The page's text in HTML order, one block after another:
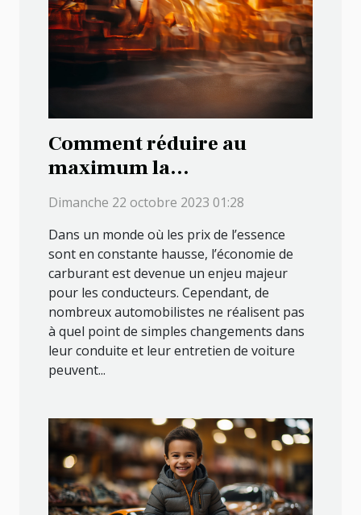
Comment réduire au
maximum la
consommation en essence
de votre véhicule ?
Dimanche 22 octobre 2023 01:28
Dans un monde où les prix de l’essence
sont en constante hausse, l’économie de
carburant est devenue un enjeu majeur
pour les conducteurs. Cependant, de
nombreux automobilistes ne réalisent pas
à quel point de simples changements dans
leur conduite et leur entretien de voiture
peuvent...